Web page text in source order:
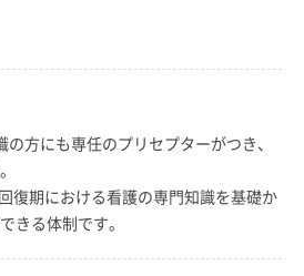
方にも専任のプリセプターがつき、
復期における看護の専門知識を基礎か
きる体制です。